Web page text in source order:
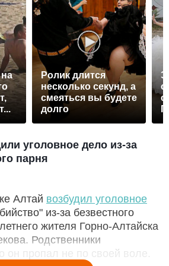
Ролик длится
несколько секунд, а
смеяться вы будете
долго
уголовное дело из-за
парня
Алтай возбудил уголовное
из-за безвестного
жителя Горно-Алтайска
Родственники
он пропал не по своей воле.